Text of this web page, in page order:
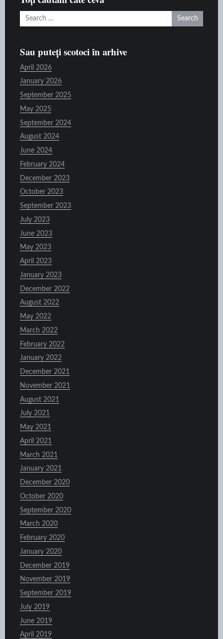
Search
Sau puteți scotoci în arhive
April 2026
January 2026
September 2025
May 2025
September 2024
August 2024
June 2024
February 2024
December 2023
October 2023
September 2023
July 2023
June 2023
May 2023
April 2023
January 2023
December 2022
August 2022
May 2022
March 2022
February 2022
January 2022
December 2021
November 2021
August 2021
July 2021
May 2021
April 2021
March 2021
January 2021
December 2020
October 2020
September 2020
March 2020
February 2020
January 2020
December 2019
November 2019
September 2019
July 2019
June 2019
April 2019